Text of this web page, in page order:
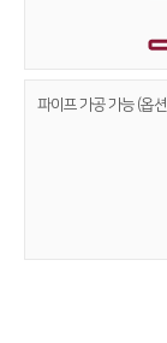
Conversion∨
파이프가공 가능 (옵